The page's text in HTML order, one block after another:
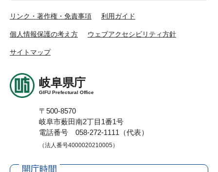
リンク・著作権・免責事項 利用ガイド
個人情報保護の考え方 ウェブアクセシビリティ方針
サイトマップ
岐阜県庁
GIFU Prefectural Office
〒500-8570
岐阜市薮田南2丁目1番1号
電話番号 058-272-1111（代表）
（法人番号4000020210005）
開庁時間